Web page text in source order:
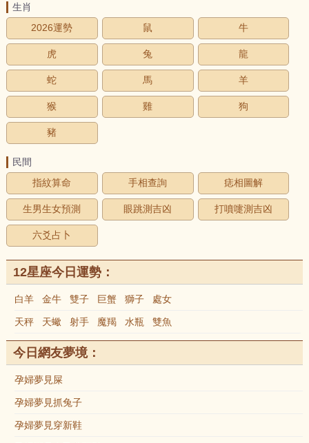
生肖
2026運勢
鼠 牛
虎 兔 龍
蛇 馬 羊
猴 雞 狗
豬
民間
指紋算命
手相查詢 痣相圖解
生男生女預測 眼跳測吉凶 打噴嚏測吉凶
六爻占卜
12星座今日運勢：
白羊 金牛 雙子 巨蟹 獅子 處女
天秤 天蠍 射手 魔羯 水瓶 雙魚
今日網友夢境：
孕婦夢見屎
孕婦夢見抓兔子
孕婦夢見穿新鞋